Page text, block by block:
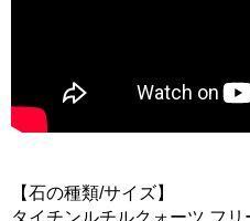
【石の種類/サイズ】
タイチンルチルクォーツ フ